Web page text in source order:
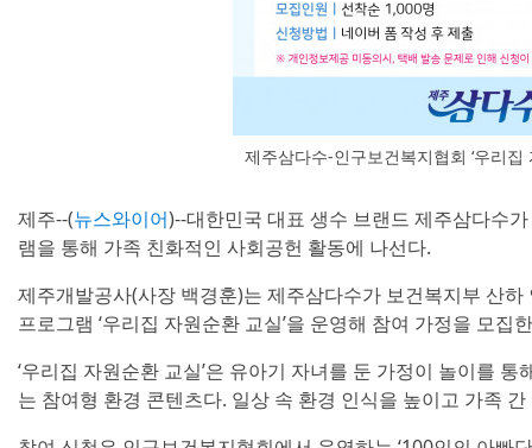
제주삼다수-인구보건복지협회 ‘우리집
제주--(뉴스와이어)--대한민국 대표 생수 브랜드 제주삼다수
램을 통해 가족 친화적인 사회공헌 활동에 나선다.
제주개발공사(사장 백경훈)는 제주삼다수가 보건복지부 산
프로그램 ‘우리집 자원순환 교실’을 운영해 참여 가정을 모집
‘우리집 자원순환 교실’은 유아기 자녀를 둔 가정이 놀이를
는 참여형 환경 콘텐츠다. 일상 속 환경 인식을 높이고 가족